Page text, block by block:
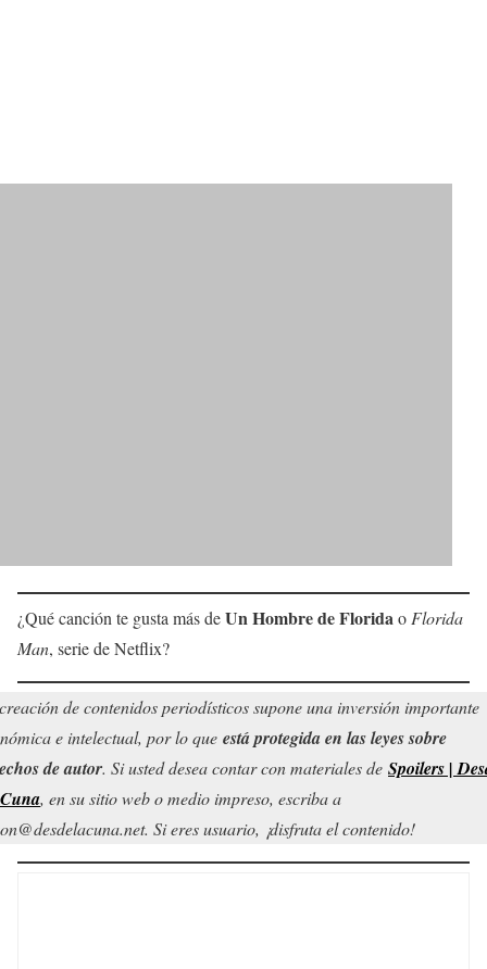
¿Qué canción te gusta más deUn Hombre de Florida o Florida
Man, serie de Netflix?
de contenidos periodísticos supone una inversión importante
e intelectual, por lo que está protegida en las leyes sobre
de autor. Si usted desea contar con materiales de Spoilers |
, en su sitio web o medio impreso, escriba a
Si eres usuario, ¡disfruta el contenido!